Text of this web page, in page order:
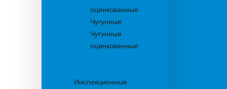
оцинкованные
Чугунные
Чугунные
оцинкованные
Инспекционные